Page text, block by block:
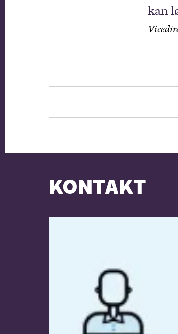
kan
KONTAKT